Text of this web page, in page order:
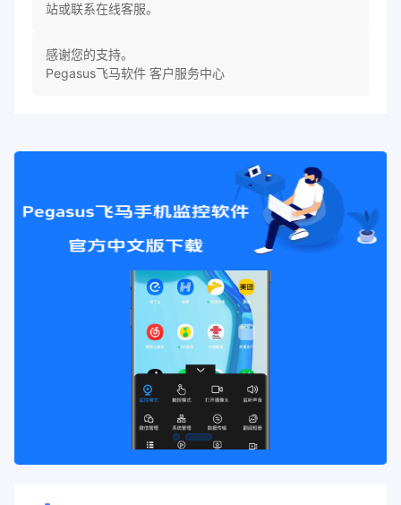
站或联系在线客服。
感谢您的支持。
Pegasus飞马软件 客户服务中心